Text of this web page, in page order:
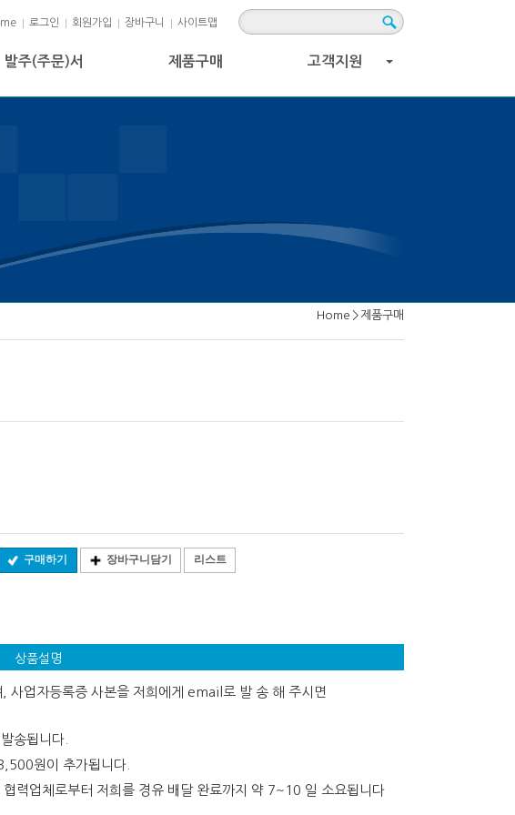
로그인 회원가입 장바구니 사이트맵
발주(주문)서 제품구매 고객지원
Home > 제품구매
구매하기 장바구니담기 리스트
상품설명
업자등록증 사본을 저희에게 email로 발 송 해 주시면
송됩니다.
원이 추가됩니다.
력업체로부터 저희를 경유 배달 완료까지 약 7~10 일 소요됩니다